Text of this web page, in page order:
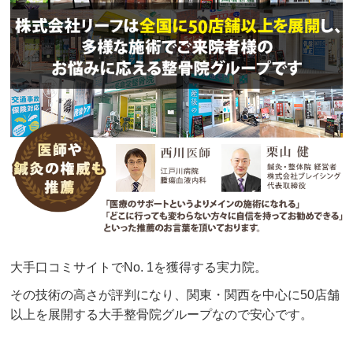
大手口コミサイトでNo. 1を獲得する実力院。
その技術の高さが評判になり、関東・関西を中心に50店舗
以上を展開する大手整骨院グループなので安心です。